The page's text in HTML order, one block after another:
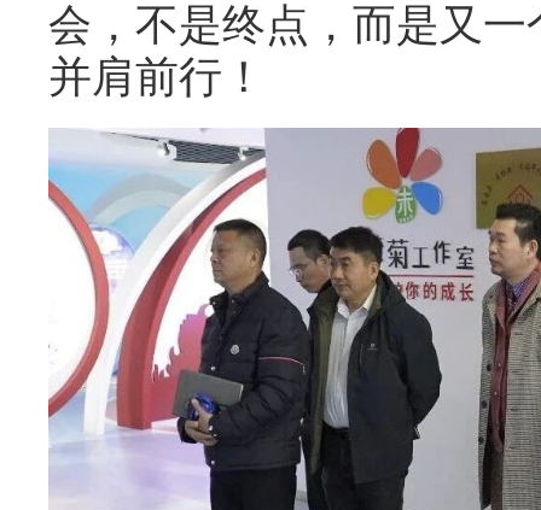
会，不是终点，而是又
并肩前行！